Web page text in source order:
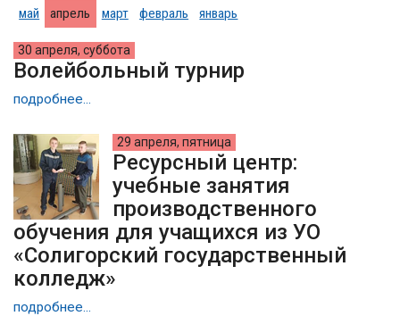
май
апрель март февраль январь
30 апреля, суббота
Волейбольный турнир
подробнее...
29 апреля, пятница
Ресурсный центр:
учебные занятия
производственного
обучения для учащихся из УО
«Солигорский государственный
колледж»
подробнее...